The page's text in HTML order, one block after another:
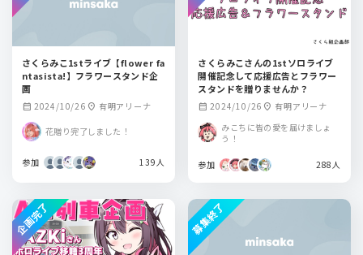
さくらみこ1stライブ【flower fa
ntasista!】フラワースタンド企
画
calendar_month 2024/10/26 location_on 有明アリーナ
花贈り完了しました！
参加 139人
さくらみこさんの1stソロライブ
開催記念して応援広告とフラワー
スタンドを贈りませんか？
calendar_month 2024/10/26 location_on 有明アリーナ
みこちに皆の愛を届けましょ
う！
参加 288人
企画完了 募集終了